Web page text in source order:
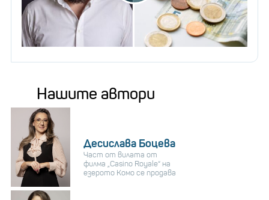
Нашите автори
Десислава Боцева
Част от вилата от
филма „Casino Royale“ на
езерото Комо се продава